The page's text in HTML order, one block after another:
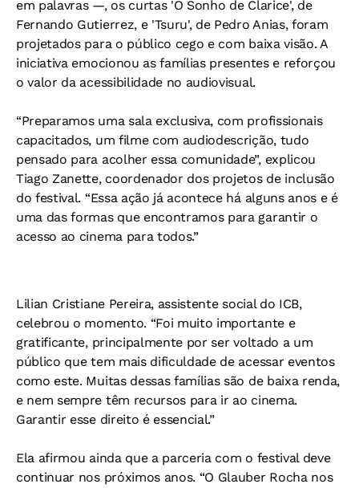
em palavras —, os curtas 'O Sonho de Clarice', de
Fernando Gutierrez, e 'Tsuru', de Pedro Anias, foram
projetados para o público cego e com baixa visão. A
iniciativa emocionou as famílias presentes e reforçou
o valor da acessibilidade no audiovisual.
“Preparamos uma sala exclusiva, com profissionais
capacitados, um filme com audiodescrição, tudo
pensado para acolher essa comunidade”, explicou
Tiago Zanette, coordenador dos projetos de inclusão
do festival. “Essa ação já acontece há alguns anos e é
uma das formas que encontramos para garantir o
acesso ao cinema para todos.”
Lilian Cristiane Pereira, assistente social do ICB,
celebrou o momento. “Foi muito importante e
gratificante, principalmente por ser voltado a um
público que tem mais dificuldade de acessar eventos
como este. Muitas dessas famílias são de baixa renda,
e nem sempre têm recursos para ir ao cinema.
Garantir esse direito é essencial.”
Ela afirmou ainda que a parceria com o festival deve
continuar nos próximos anos. “O Glauber Rocha nos